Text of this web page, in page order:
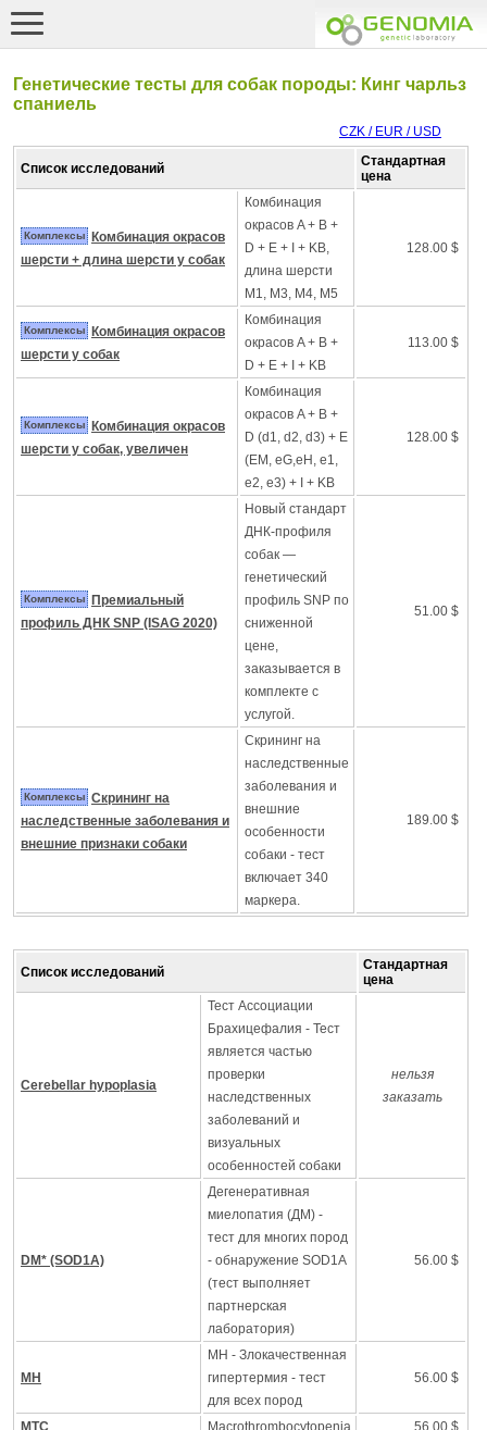
Генетические тесты для собак породы: Кинг чарльз
спаниель
CZK / EUR / USD
Список исследований
Стандартная
цена
Комплексы
Комбинация окрасов
шерсти + длина шерсти у собак
Комбинация
окрасов A + B +
D + E + I + KB,
длина шерсти
M1, M3, M4, M5
128.00 $
Комплексы
Комбинация окрасов
шерсти у собак
Комбинация
окрасов A + B +
D + E + I + KB
113.00 $
Комплексы
Комбинация окрасов
шерсти у собак, увеличен
Комбинация
окрасов A + B +
D (d1, d2, d3) + E
(EM, eG,eH, e1,
e2, e3) + I + KB
128.00 $
Комплексы
Премиальный
профиль ДНК SNP (ISAG 2020)
Новый стандарт
ДНК-профиля
собак —
генетический
профиль SNP по
сниженной
цене,
заказывается в
комплекте с
услугой.
51.00 $
Комплексы Скрининг на
наследственные заболевания и
внешние признаки собаки
Скрининг на
наследственные
заболевания и
внешние
особенности
собаки - тест
включает 340
маркера.
189.00 $
Список исследований
Стандартная
цена
Cerebellar hypoplasia
Тест Ассоциации
Брахицефалия - Тест
является частью
проверки
наследственных
заболеваний и
визуальных
особенностей собаки
нельзя
заказать
DM* (SOD1A)
Дегенеративная
миелопатия (ДМ) -
тест для многих пород
- обнаружение SOD1A
(тест выполняет
партнерская
лаборатория)
56.00 $
MH
MH - Злокачественная
гипертермия - тест
для всех пород
56.00 $
MTC Macrothrombocytopenia 56.00 $